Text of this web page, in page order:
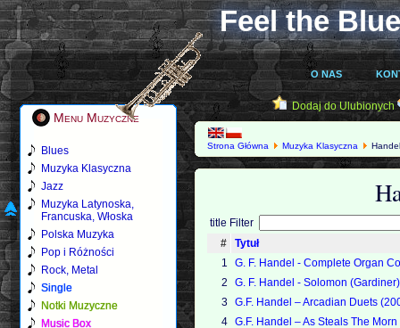
Feel the
O NAS
Menu Muzyczne
Blues
Muzyka Klasyczna
Jazz
Muzyka Latynoska,
Francuska, Włoska
Polska Muzyka
Pop i Różności
Rock, Metal
Single
Notki Muzyczne
Music Box
Dodaj do Ulubionych
Strona Główna Muzyka Klasyczna
title Filter
#
Tytuł
1
G. F. Handel - Complete Organ
2
G. F. Handel - Solomon
3 G.F. Handel – Arcadian Duets
4 G.F. Handel – As Steals The